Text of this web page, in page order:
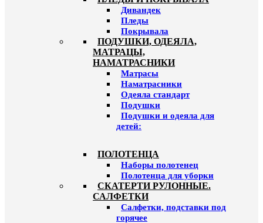
Дивандек
Пледы
Покрывала
ПОДУШКИ, ОДЕЯЛА,
МАТРАЦЫ,
НАМАТРАСНИКИ
Матрасы
Наматрасники
Одеяла стандарт
Подушки
Подушки и одеяла для
детей:
ПОЛОТЕНЦА
Наборы полотенец
Полотенца для уборки
СКАТЕРТИ РУЛОННЫЕ.
САЛФЕТКИ
Салфетки, подставки под
горячее